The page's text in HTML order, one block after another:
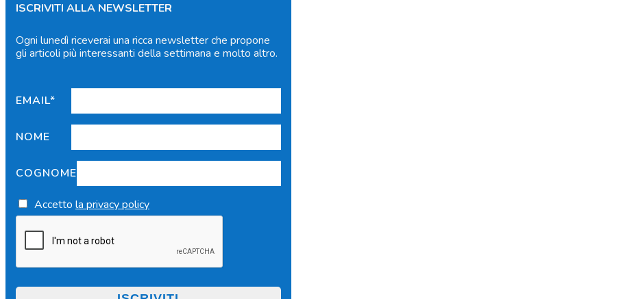
ISCRIVITI ALLA NEWSLETTER
Ogni lunedì riceverai una ricca newsletter che propone
gli articoli più interessanti della settimana e molto altro.
EMAIL*
NOME
COGNOME
Accetto la privacy policy